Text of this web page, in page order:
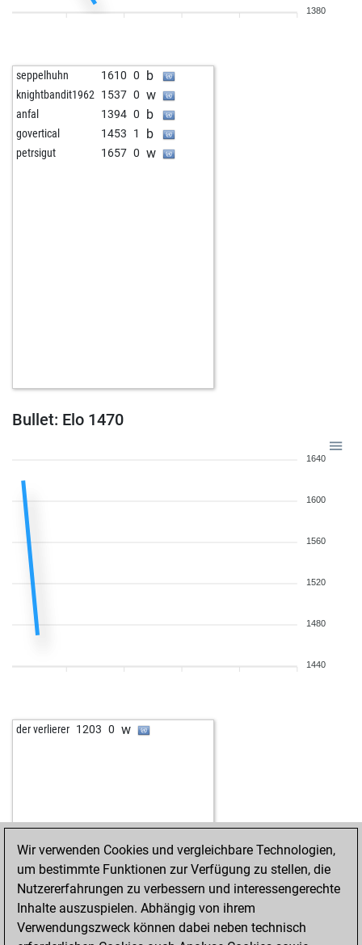
1380
seppelhuhn 1610 0 b
knightbandit1962 1537 0 w
anfal 1394 0 b
govertical 1453 1 b
petrsigut 1657 0 w
Bullet: Elo 1470
1640
1600
1560
1520
1480
1440
der verlierer 1203 0 w
Wir verwenden Cookies und vergleichbare Technologien,
um bestimmte Funktionen zur Verfügung zu stellen, die
Nutzererfahrungen zu verbessern und interessengerechte
Inhalte auszuspielen. Abhängig von ihrem
Verwendungszweck können dabei neben technisch